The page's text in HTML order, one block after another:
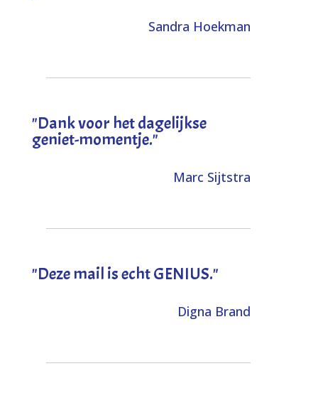
Sandra Hoekman
"Dank voor het dagelijkse
geniet-momentje."
Marc Sijtstra
"Deze mail is echt GENIUS."
Digna Brand